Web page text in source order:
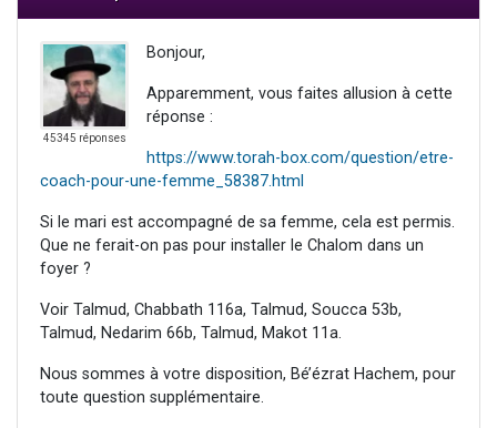
45345 réponses
Bonjour,
Apparemment, vous faites allusion à cette
réponse :
https://www.torah-box.com/question/etre-
coach-pour-une-femme_58387.html
Si le mari est accompagné de sa femme, cela est permis.
Que ne ferait-on pas pour installer le Chalom dans un
foyer ?
Voir Talmud, Chabbath 116a, Talmud, Soucca 53b,
Talmud, Nedarim 66b, Talmud, Makot 11a.
Nous sommes à votre disposition, Bé’ézrat Hachem, pour
toute question supplémentaire.